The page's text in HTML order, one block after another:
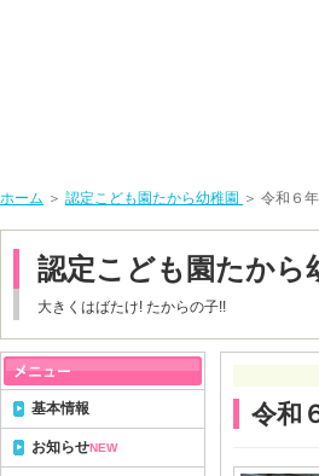
ホーム ＞ 認定こども園たから幼稚園 ＞ 令和６
認定こども園たから
大きくはばたけ! たからの子!!
令和
基本情報
お知らせNEW